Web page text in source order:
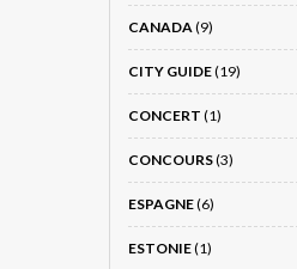
CANADA(9)
CITY GUIDE(19)
CONCERT (1)
CONCOURS(3)
ESPAGNE(6)
ESTONIE(1)